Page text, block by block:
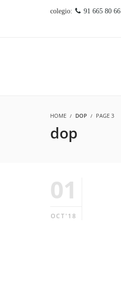
colegio: 91 665 80 66
HOME DOP PAGE 3
dop
01
OCT'18